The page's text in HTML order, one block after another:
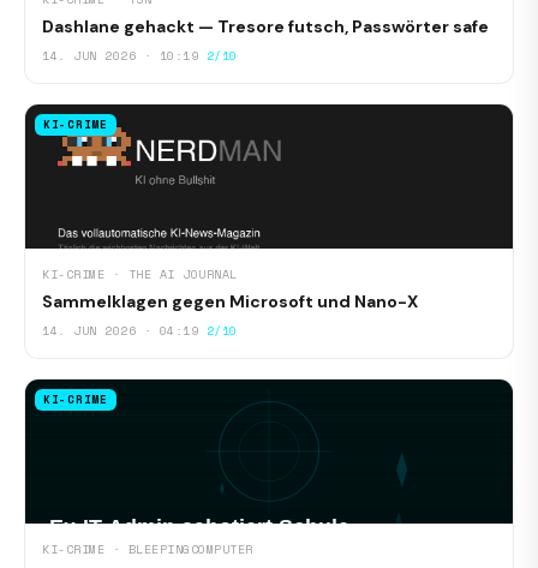
Dashlane gehackt — Tresore futsch, Passwörter safe
14. JUN 2026 · 10:19 2/10
KI-CRIME
KI-CRIME · THE AI JOURNAL
Sammelklagen gegen Microsoft und Nano-X
14. JUN 2026 · 04:19 2/10
KI-CRIME
KI-CRIME · BLEEPINGCOMPUTER